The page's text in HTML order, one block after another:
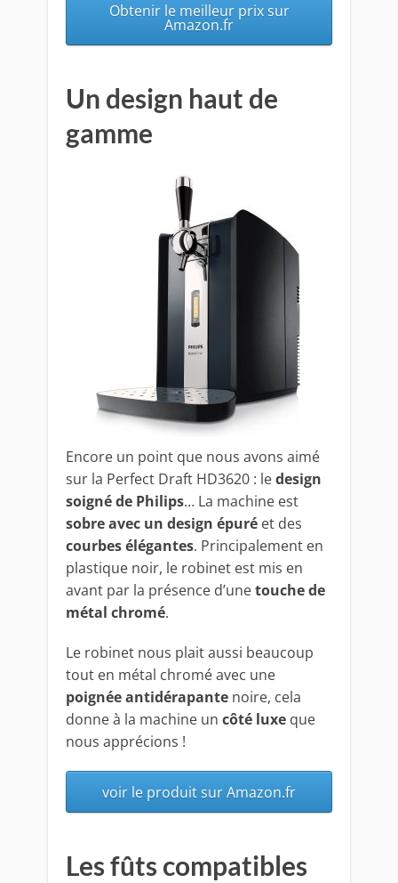
Obtenir le meilleur prix sur
Amazon.fr
Un design haut de
gamme
Encore un point que nous avons aimé
sur la Perfect Draft HD3620 : ledesign
soigné de Philips… La machine est
sobre avec un design épuré et des
courbes élégantes. Principalement en
plastique noir, le robinet est mis en
avant par la présence d’unetouche de
métal chromé.
Le robinet nous plait aussi beaucoup
tout en métal chromé avec une
poignée antidérapante noire, cela
donne à la machine un côté luxe que
nous apprécions !
voir le produit sur Amazon.fr
Les fûts compatibles